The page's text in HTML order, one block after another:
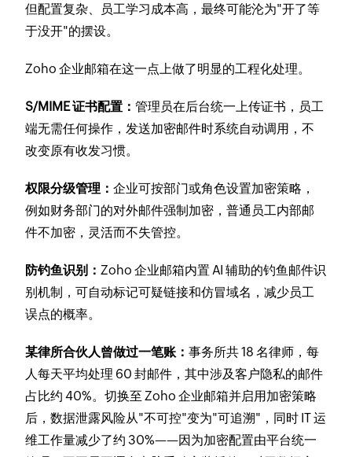
但配置复杂、员工学习成本高，最终可能沦为"开了等
于没开"的摆设。
Zoho 企业邮箱在这一点上做了明显的工程化处理。
S/MIME 证书配置：管理员在后台统一上传证书，员工
端无需任何操作，发送加密邮件时系统自动调用，不
改变原有收发习惯。
权限分级管理：企业可按部门或角色设置加密策略，
例如财务部门的对外邮件强制加密，普通员工内部邮
件不加密，灵活而不失管控。
防钓鱼识别：Zoho 企业邮箱内置 AI 辅助的钓鱼邮件识
别机制，可自动标记可疑链接和仿冒域名，减少员工
误点的概率。
某律所合伙人曾做过一笔账：事务所共 18 名律师，每
人每天平均处理 60 封邮件，其中涉及客户隐私的邮件
占比约 40%。切换至 Zoho 企业邮箱并启用加密策略
后，数据泄露风险从"不可控"变为"可追溯"，同时 IT 运
维工作量减少了约 30%——因为加密配置由平台统一